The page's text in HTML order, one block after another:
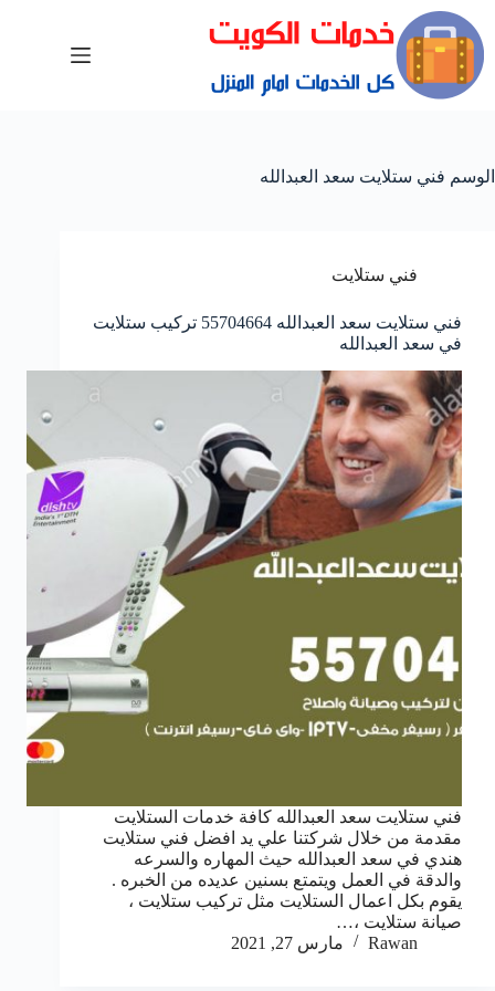
الوسم فني ستلايت سعد العبدالله
فني ستلايت
فني ستلايت سعد العبدالله 55704664 تركيب ستلايت
في سعد العبدالله
فني ستلايت سعد العبدالله كافة خدمات الستلايت
مقدمة من خلال شركتنا علي يد افضل فني ستلايت
هندي في سعد العبدالله حيث المهاره والسرعه
والدقة في العمل ويتمتع بسنين عديده من الخبره .
يقوم بكل اعمال الستلايت مثل تركيب ستلايت ،
صيانة ستلايت ،…
Rawan
مارس 27, 2021